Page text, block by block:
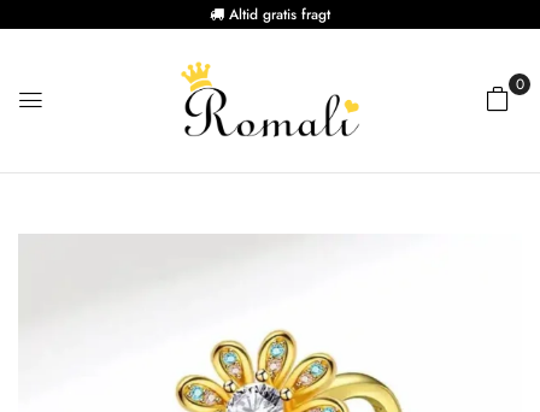
Altid gratis fragt
0